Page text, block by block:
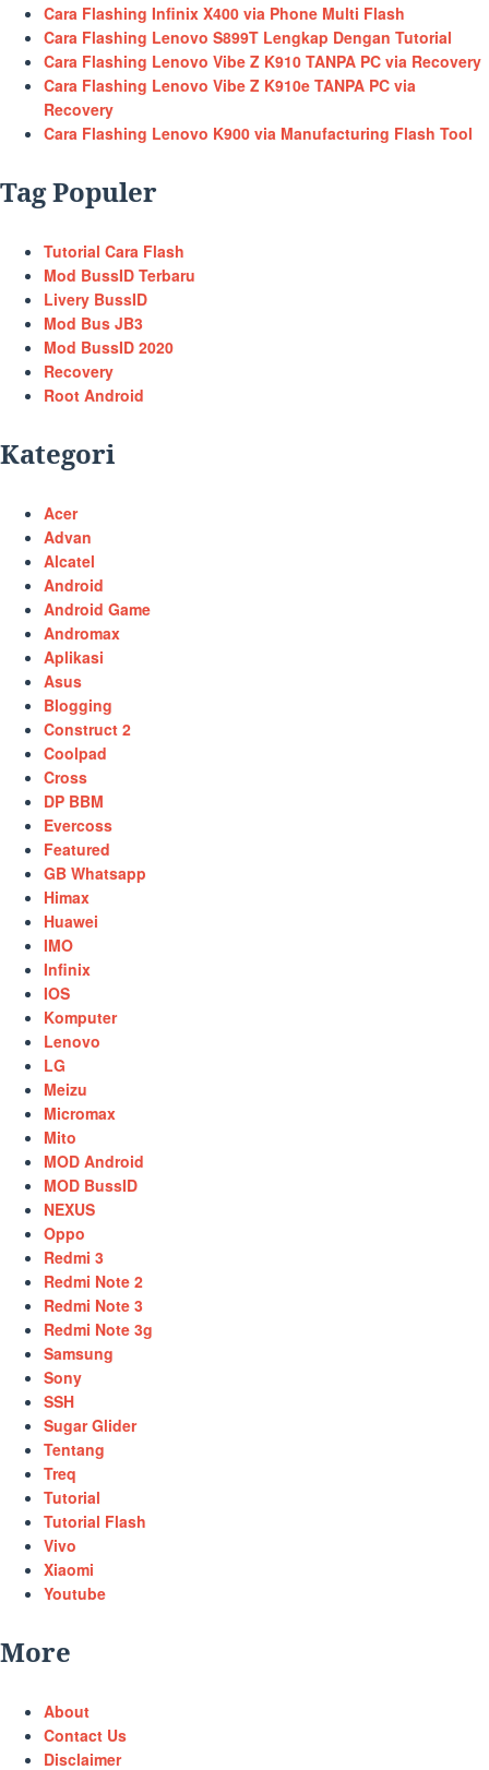
Cara Flashing Infinix X400 via Phone Multi Flash
Cara Flashing Lenovo S899T Lengkap Dengan Tutorial
Cara Flashing Lenovo Vibe Z K910 TANPA PC via Recovery
Cara Flashing Lenovo Vibe Z K910e TANPA PC via
Recovery
Cara Flashing Lenovo K900 via Manufacturing Flash Tool
Tag Populer
Tutorial Cara Flash
Mod BussID Terbaru
Livery BussID
Mod Bus JB3
Mod BussID 2020
Recovery
Root Android
Kategori
Acer
Advan
Alcatel
Android
Android Game
Andromax
Aplikasi
Asus
Blogging
Construct 2
Coolpad
Cross
DP BBM
Evercoss
Featured
GB Whatsapp
Himax
Huawei
IMO
Infinix
IOS
Komputer
Lenovo
LG
Meizu
Micromax
Mito
MOD Android
MOD BussID
NEXUS
Oppo
Redmi 3
Redmi Note 2
Redmi Note 3
Redmi Note 3g
Samsung
Sony
SSH
Sugar Glider
Tentang
Treq
Tutorial
Tutorial Flash
Vivo
Xiaomi
Youtube
More
About
Contact Us
Disclaimer